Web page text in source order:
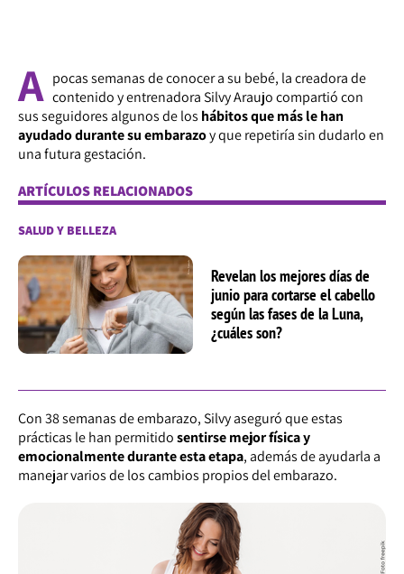
A pocas semanas de conocer a su bebé, la creadora de
contenido y entrenadora Silvy Araujo compartió con
sus seguidores algunos de los hábitos que más le han
ayudado durante su embarazoy que repetiría sin dudarlo en
una futura gestación.
ARTÍCULOS RELACIONADOS
SALUD Y BELLEZA
Revelan los mejores días de
junio para cortarse el cabello
según las fases de la Luna,
¿cuáles son?
Con 38 semanas de embarazo, Silvy aseguró que estas
prácticas le han permitidosentirse mejor física y
emocionalmente durante esta etapa, además de ayudarla a
manejar varios de los cambios propios del embarazo.